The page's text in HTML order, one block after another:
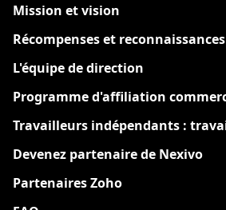
Mission et vision
Récompenses et reconnaissances
L'équipe de direction
Programme d'affiliation
Travailleurs indépendants :
Devenez partenaire de Nexivo
Partenaires Zoho